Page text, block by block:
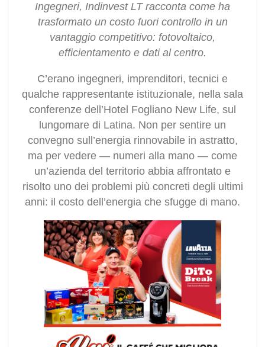
Ingegneri, Indinvest LT racconta come ha
trasformato un costo fuori controllo in un
vantaggio competitivo: fotovoltaico,
efficientamento e dati al centro.
C’erano ingegneri, imprenditori, tecnici e
qualche rappresentante istituzionale, nella sala
conferenze dell’Hotel Fogliano New Life, sul
lungomare di Latina. Non per sentire un
convegno sull’energia rinnovabile in astratto,
ma per vedere — numeri alla mano — come
un’azienda del territorio abbia affrontato e
risolto uno dei problemi più concreti degli ultimi
anni: il costo dell’energia che sfugge di mano.